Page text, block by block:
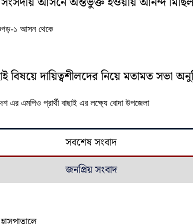
১ আসন থেকে
দায়িত্বশীলদের নিয়ে মতামত সভা
এর এমপিও প্রার্থী বাছাই এর লক্ষ্যে বোদা উপজেলা
সবশেষ সংবাদ
জনপ্রিয় সংবাদ